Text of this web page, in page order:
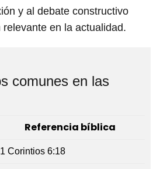
y al debate constructivo
en la actualidad.
comunes en las
Referencia bíblica
1 Corintios 6:18